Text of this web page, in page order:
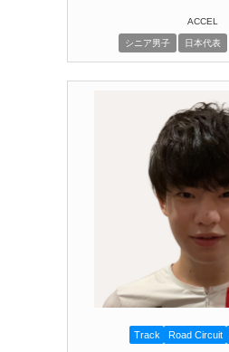
ACCEL
シニア男子 日本代表
Track Road Circuit